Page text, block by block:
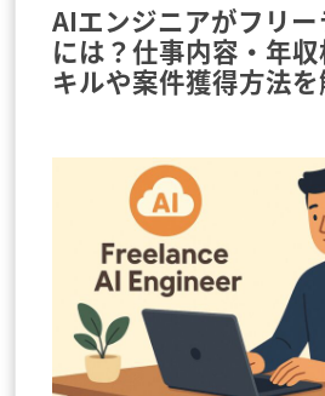
AIエンジニアがフリ
には？仕事内容・年
キルや案件獲得方法を